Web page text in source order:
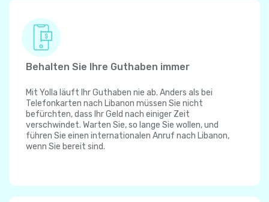
Behalten Sie Ihre Guthaben immer
Mit Yolla läuft Ihr Guthaben nie ab. Anders als bei
Telefonkarten nach Libanon müssen Sie nicht
befürchten, dass Ihr Geld nach einiger Zeit
verschwindet. Warten Sie, so lange Sie wollen, und
führen Sie einen internationalen Anruf nach Libanon,
wenn Sie bereit sind.